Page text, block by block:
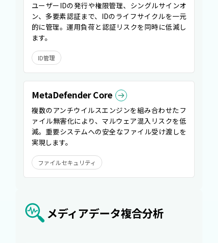
ユーザーIDの発行や権限管理、シングルサインオ
ン、多要素認証まで、IDのライフサイクルを一元
的に管理。運用負荷と認証リスクを同時に低減し
ます。
ID管理
MetaDefender Core
複数のアンチウイルスエンジンを組み合わせたフ
ァイル無害化により、マルウェア混入リスクを低
減。重要システムへの安全なファイル受け渡しを
実現します。
ファイルセキュリティ
メディアデータ複合分析